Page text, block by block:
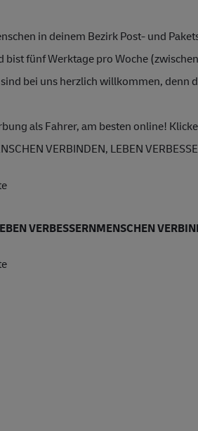
in deinem Bezirk Post- und P
bist fünf Werktage pro Woche
bei uns herzlich willkommen, denn
als Fahrer, am besten online!
VERBINDEN, LEBEN
VERBESSERNMENSCHEN